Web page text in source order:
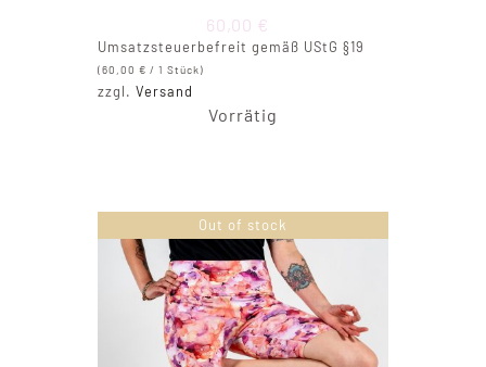
60,00 €
Umsatzsteuerbefreit gemäß UStG §19
(60,00€ / 1 Stück)
zzgl.Versand
Vorrätig
Out of stock